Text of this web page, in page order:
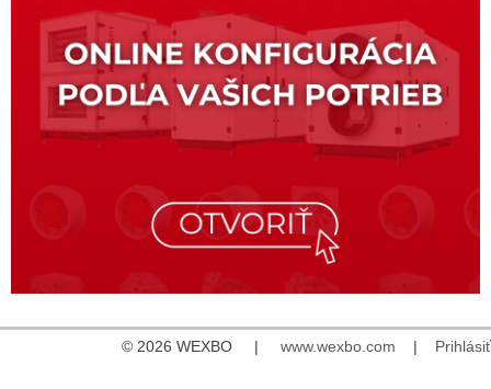
© 2026 WEXBO | www.wexbo.com | Prihlásiť